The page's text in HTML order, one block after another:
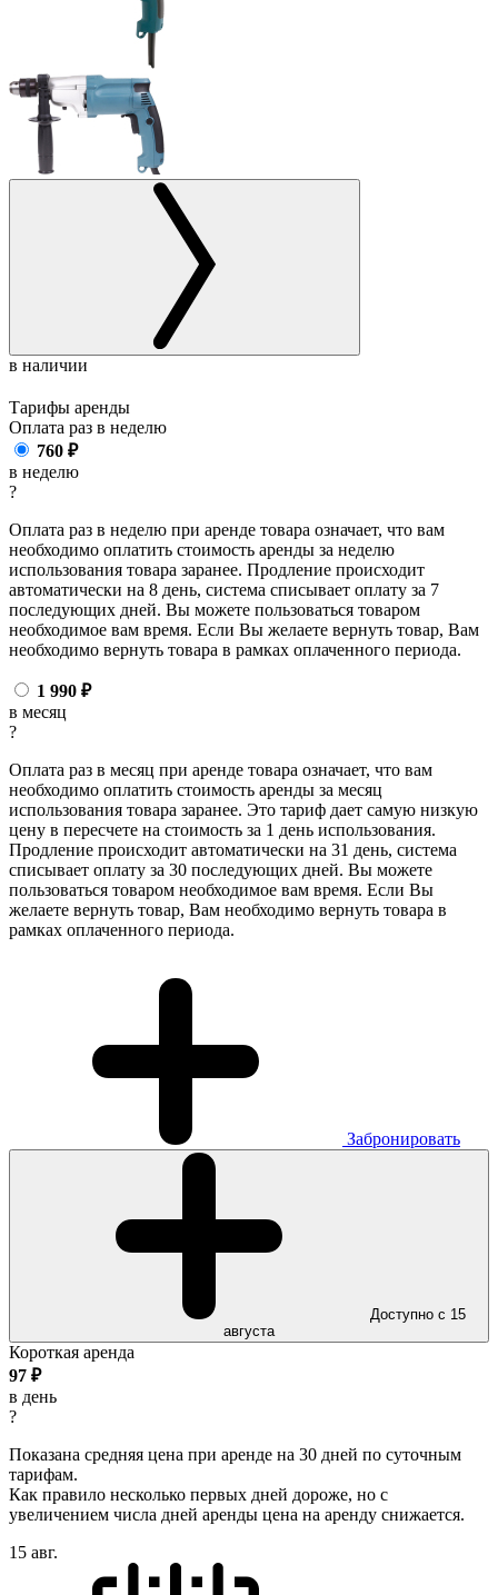
в наличии
Тарифы аренды
Оплата раз в неделю
760 ₽
в неделю
?
Оплата раз в неделю при аренде товара означает, что вам
необходимо оплатить стоимость аренды за неделю
использования товара заранее. Продление происходит
автоматически на 8 день, система списывает оплату за 7
последующих дней. Вы можете пользоваться товаром
необходимое вам время. Если Вы желаете вернуть товар, Вам
необходимо вернуть товара в рамках оплаченного периода.
1 990 ₽
в месяц
?
Оплата раз в месяц при аренде товара означает, что вам
необходимо оплатить стоимость аренды за месяц
использования товара заранее. Это тариф дает самую низкую
цену в пересчете на стоимость за 1 день использования.
Продление происходит автоматически на 31 день, система
списывает оплату за 30 последующих дней. Вы можете
пользоваться товаром необходимое вам время. Если Вы
желаете вернуть товар, Вам необходимо вернуть товара в
рамках оплаченного периода.
Забронировать
Доступно с 15
августа
Короткая аренда
97 ₽
в день
?
Показана средняя цена при аренде на 30 дней по суточным
тарифам.
Как правило несколько первых дней дороже, но с
увеличением числа дней аренды цена на аренду снижается.
15 авг.